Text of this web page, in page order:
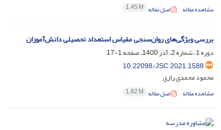
مشاهده مقاله اصل مقاله 1.45 M
بررسی ویژگی‌های روان‌سنجی مقیاس استعداد تحصیلی دانش‌آموزان
دوره 1، شماره 2، آذر 1400، صفحه
1-17
10.22098/JSC.2021.1588
محمود محمدی رازی
مشاهده مقاله اصل مقاله 1.82 M